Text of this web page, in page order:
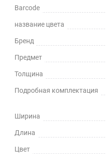
Barcode
название цвета
Бренд
Предмет
Толщина
Подробная комплектация
Ширина
Длина
Цвет